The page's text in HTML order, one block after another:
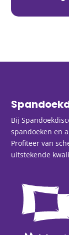
Bij
spandoeken en
Profiteer van
uitstekende